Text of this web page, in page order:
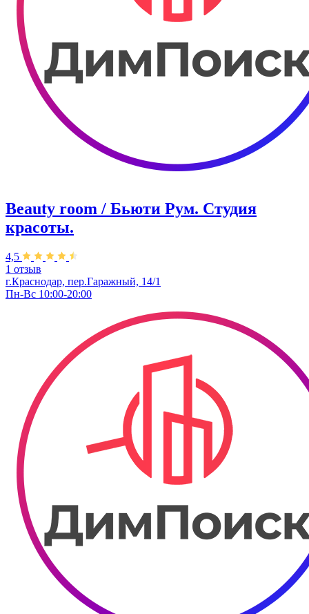
Beauty room / Бьюти Рум. Студия
красоты.
4,5
1 отзыв
г.Краснодар, пер.Гаражный, 14/1
Пн-Вс 10:00-20:00